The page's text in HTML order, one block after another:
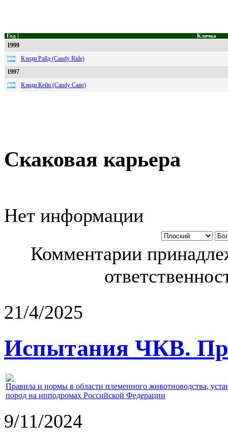
Год Кличка
1999
Кэнди Райд (Candy Ride)
1997
Кэнди Кейн (Candy Cane)
Скаковая карьера
Нет информации
Комментарии
21/4/2025
Испытания ЧКВ.
Правила и нормы в области племенного животноводства,
пород на ипподромах Российской Федерации
9/11/2024